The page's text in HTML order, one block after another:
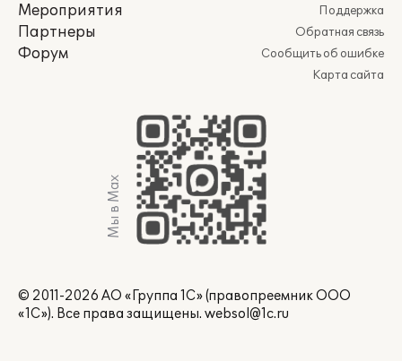
Мероприятия
Партнеры
Форум
Поддержка
Обратная связь
Сообщить об ошибке
Карта сайта
Мы в Max
© 2011-2026 АО «Группа 1С» (правопреемник ООО
«1С»). Все права защищены. websol@1c.ru